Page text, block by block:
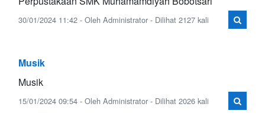
30/01/2024 11:42 - Oleh Administrator - Dilihat 2127 kali
Musik
Musik
15/01/2024 09:54 - Oleh Administrator - Dilihat 2026 kali